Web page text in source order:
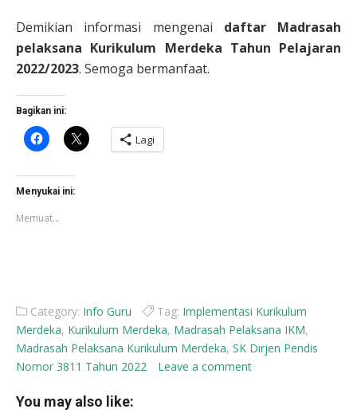
Demikian informasi mengenai daftar Madrasah
pelaksana Kurikulum Merdeka Tahun Pelajaran
2022/2023. Semoga bermanfaat.
Bagikan ini:
Klik
untuk
Facebook(Membuka
di
jendela
baru)
Klik
untuk
berbagi
Lagi
Menyukai ini:
Memuat...
Category: Info Guru Tag: Implementasi Kurikulum
Merdeka, Kurikulum Merdeka, Madrasah Pelaksana IKM,
Madrasah Pelaksana Kurikulum Merdeka, SK Dirjen Pendis
Nomor 3811 Tahun 2022
Leave a comment
You may also like: